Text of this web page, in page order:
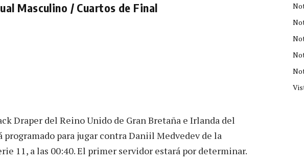
Masculino / Cuartos de Final
Draper del Reino Unido de Gran Bretaña e Irlanda del
programado para jugar contra Daniil Medvedev de la
11, a las 00:40. El primer servidor estará por determinar.